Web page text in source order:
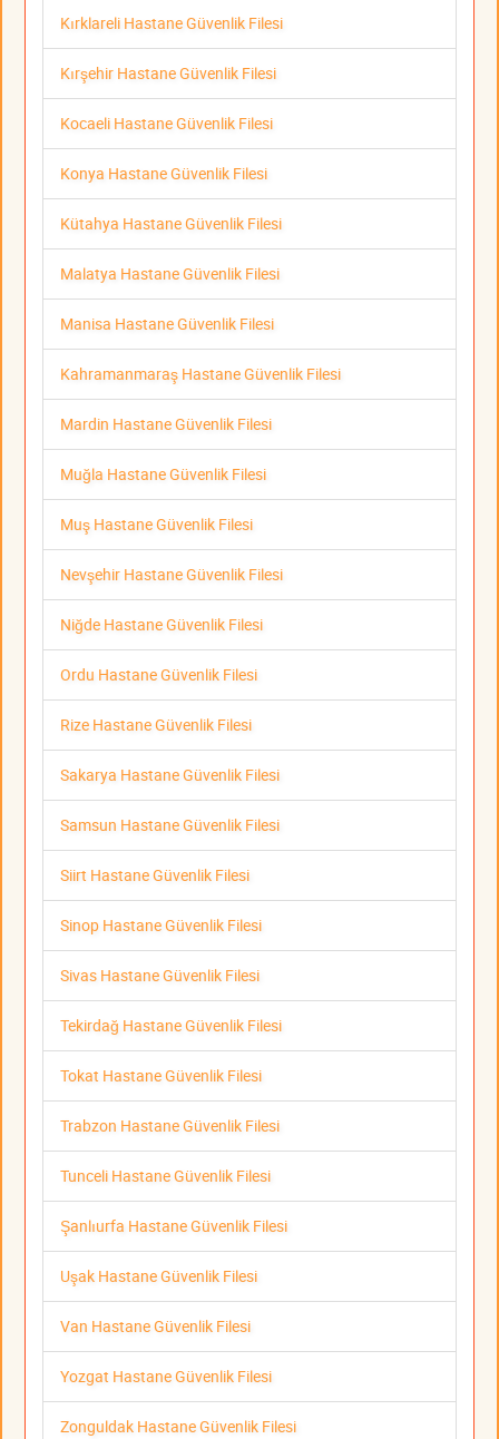
Kırklareli Hastane Güvenlik Filesi
Kırşehir Hastane Güvenlik Filesi
Kocaeli Hastane Güvenlik Filesi
Konya Hastane Güvenlik Filesi
Kütahya Hastane Güvenlik Filesi
Malatya Hastane Güvenlik Filesi
Manisa Hastane Güvenlik Filesi
Kahramanmaraş Hastane Güvenlik Filesi
Mardin Hastane Güvenlik Filesi
Muğla Hastane Güvenlik Filesi
Muş Hastane Güvenlik Filesi
Nevşehir Hastane Güvenlik Filesi
Niğde Hastane Güvenlik Filesi
Ordu Hastane Güvenlik Filesi
Rize Hastane Güvenlik Filesi
Sakarya Hastane Güvenlik Filesi
Samsun Hastane Güvenlik Filesi
Siirt Hastane Güvenlik Filesi
Sinop Hastane Güvenlik Filesi
Sivas Hastane Güvenlik Filesi
Tekirdağ Hastane Güvenlik Filesi
Tokat Hastane Güvenlik Filesi
Trabzon Hastane Güvenlik Filesi
Tunceli Hastane Güvenlik Filesi
Şanlıurfa Hastane Güvenlik Filesi
Uşak Hastane Güvenlik Filesi
Van Hastane Güvenlik Filesi
Yozgat Hastane Güvenlik Filesi
Zonguldak Hastane Güvenlik Filesi